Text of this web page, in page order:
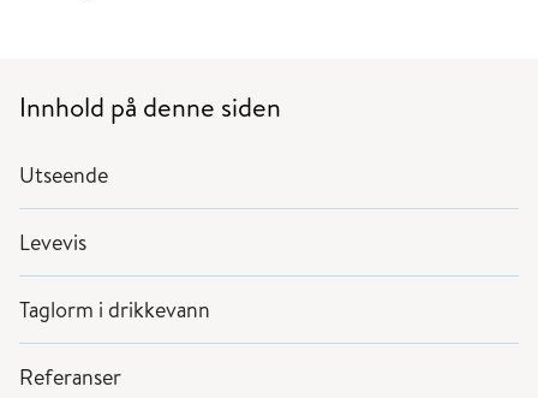
Innhold på denne siden
Utseende
Levevis
Taglorm i drikkevann
Referanser